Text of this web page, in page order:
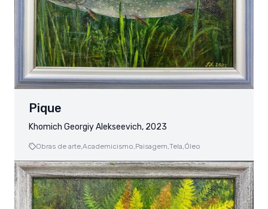
Pique
Khomich Georgiy Alekseevich, 2023
Obras de arte,Academicismo,Paisagem,Tela,Óleo